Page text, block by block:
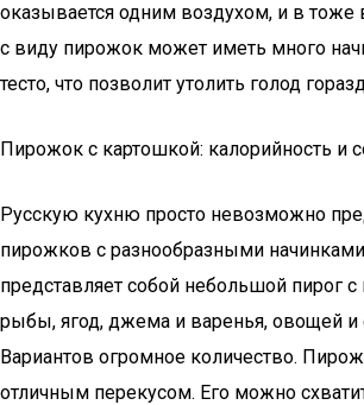
оказывается одним воздухом, и в тоже
с виду пирожок может иметь много
тесто, что позволит утолить голод
Пирожок с картошкой: калорийность и
Русскую кухню просто невозможно
пирожков с разнообразными
представляет собой небольшой пирог с
рыбы, ягод, джема и варенья, овощей и
Вариантов огромное количество.
отличным перекусом. Его можно